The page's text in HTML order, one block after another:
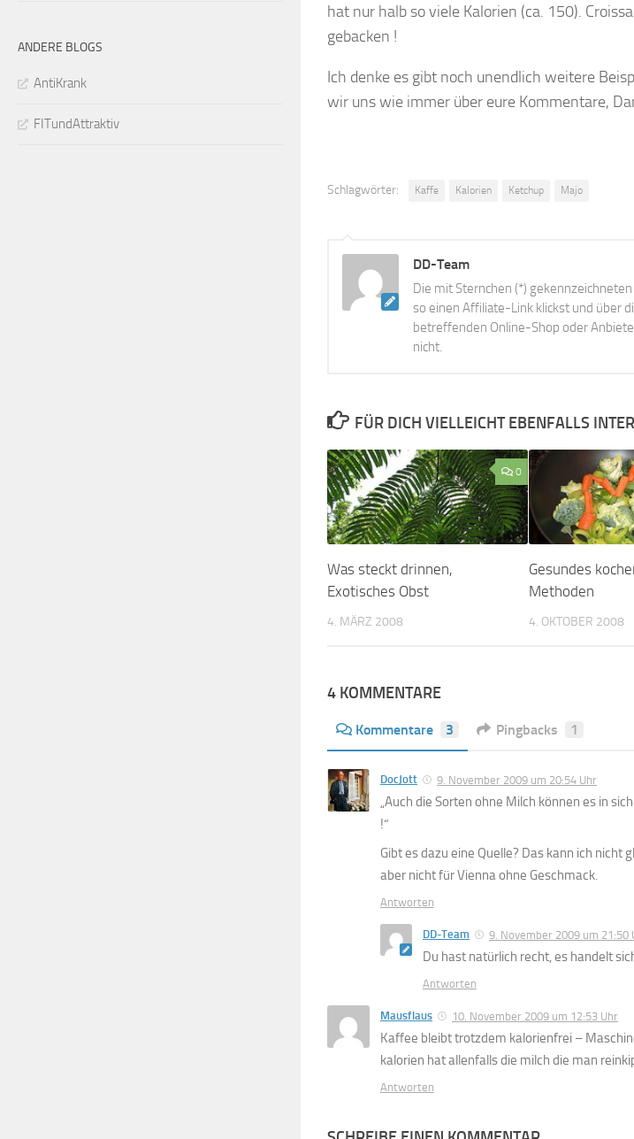
hat nur halb so viele Kalorien (ca. 150).
gebacken !
Ich denke es gibt noch unendlich weitere
wir uns wie immer über eure Kommentare,
Schlagwörter: Kaffe Kalorien Ketchup Majo
DD-Team
Die mit Sternchen (*)
so einen Affiliate-Link klickst und über
betreffenden Online-Shop oder
nicht.
FÜR DICH VIELLEICHT EBENFALLS
0
Was steckt drinnen,
Exotisches Obst
4. MÄRZ 2008
Gesundes
Methoden
4. OKTOBER 2008
4 KOMMENTARE
Kommentare 3 Pingbacks 1
DocJott 9. November 2009 um 20:54 Uhr
„Auch die Sorten ohne Milch können es in
!“
Gibt es dazu eine Quelle? Das kann ich nicht
aber nicht für Vienna ohne Geschmack.
Antworten
DD-Team 9. November 2009 um 21:50
Du hast natürlich recht, es handelt
Antworten
Mausflaus 10. November 2009 um 12:53 Uhr
Kaffee bleibt trotzdem kalorienfrei –
kalorien hat allenfalls die milch die man
Antworten
ANDERE BLOGS
AntiKrank
FITundAttraktiv